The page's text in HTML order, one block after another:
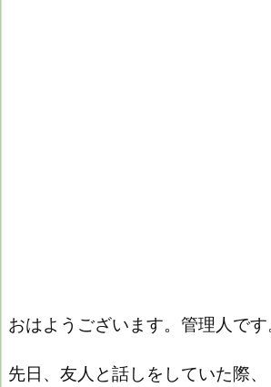
おはようございます。管理人です
先日、友人と話しをしていた際、